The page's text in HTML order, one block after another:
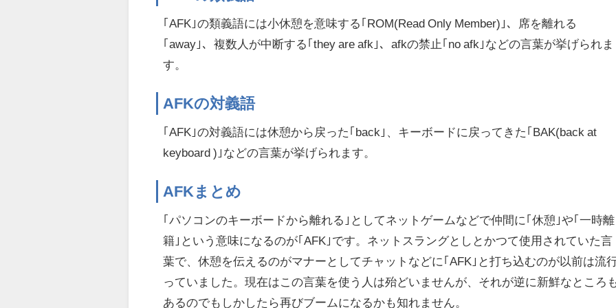
｢AFK｣の類義語には小休憩を意味する｢ROM(Read Only Member)｣、席を離れる
｢away｣、複数人が中断する｢they are afk｣、afkの禁止｢no afk｣などの言葉が挙げられま
す。
AFKの対義語
｢AFK｣の対義語には休憩から戻った｢back｣、キーボードに戻ってきた｢BAK(back at
keyboard )｣などの言葉が挙げられます。
AFKまとめ
｢パソコンのキーボードから離れる｣としてネットゲームなどで仲間に｢休憩｣や｢一時離
籍｣という意味になるのが｢AFK｣です。ネットスラングとしとかつて使用されていた言
葉で、休憩を伝えるのがマナーとしてチャットなどに｢AFK｣と打ち込むのが以前は流
っていました。現在はこの言葉を使う人は殆どいませんが、それが逆に新鮮なところ
あるのでもしかしたら再びブームになるかも知れません。